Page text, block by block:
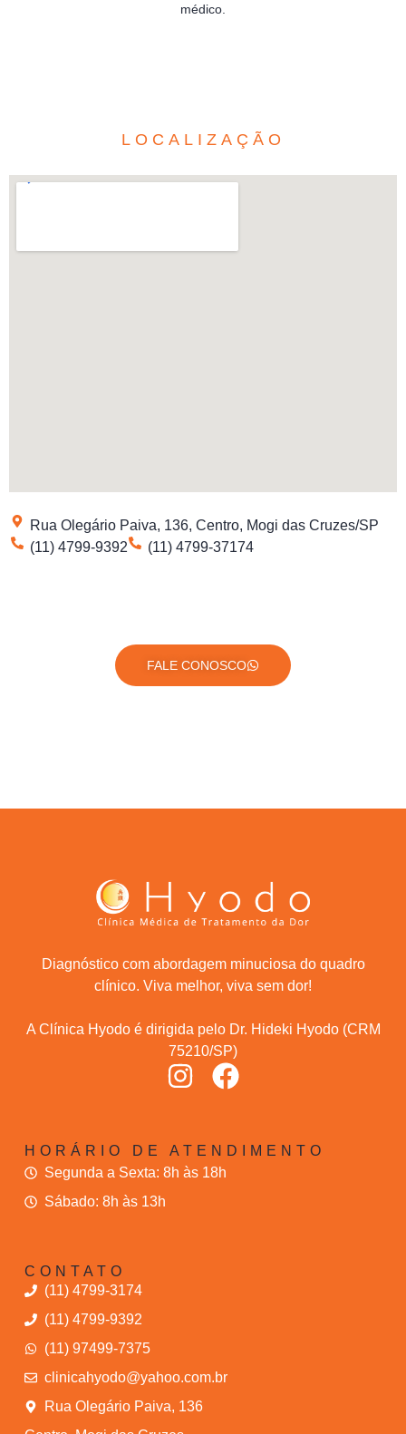
médico.
LOCALIZAÇÃO
Rua Olegário Paiva, 136, Centro, Mogi das Cruzes/SP
(11) 4799-9392
(11) 4799-37174
FALE CONOSCO
Diagnóstico com abordagem minuciosa do quadro
clínico. Viva melhor, viva sem dor!
A Clínica Hyodo é dirigida pelo Dr. Hideki Hyodo (CRM
75210/SP)
HORÁRIO DE ATENDIMENTO
Segunda a Sexta: 8h às 18h
Sábado: 8h às 13h
CONTATO
(11) 4799-3174
(11) 4799-9392
(11) 97499-7375
clinicahyodo@yahoo.com.br
Rua Olegário Paiva, 136